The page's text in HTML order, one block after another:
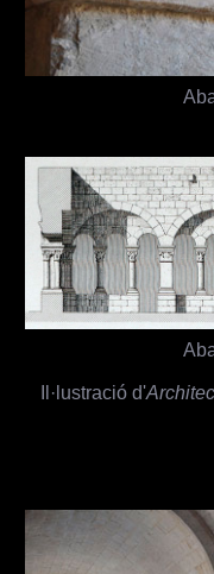
Il·lustració d'